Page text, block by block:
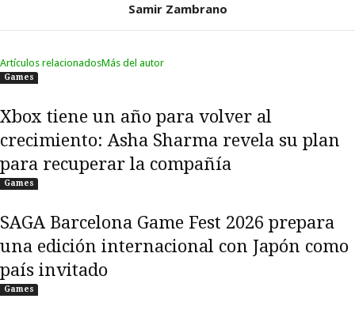
Samir Zambrano
Artículos relacionadosMás del autor
Games
Xbox tiene un año para volver al
crecimiento: Asha Sharma revela su plan
para recuperar la compañía
Games
SAGA Barcelona Game Fest 2026 prepara
una edición internacional con Japón como
país invitado
Games